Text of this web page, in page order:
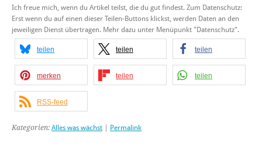
Ich freue mich, wenn du Artikel teilst, die du gut findest. Zum Datenschutz:
Erst wenn du auf einen dieser Teilen-Buttons klickst, werden Daten an den
jeweiligen Dienst übertragen. Mehr dazu unter Menüpunkt "Datenschutz".
teilen teilen teilen
merken teilen teilen
RSS-feed
Kategorien: Alles was wächst Permalink